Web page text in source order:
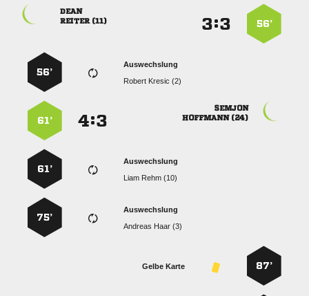
56’
:

 
Auswechslung
  
56’

 
:
61’
Auswechslung
  
61’
Auswechslung
  
75’
87’
Gelbe Karte